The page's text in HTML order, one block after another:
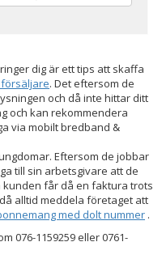
dig är ett tips att skaffa
. Det eftersom de
och då inte hittar ditt
och kan rekommendera
via mobilt bredband &
Eftersom de jobbar
till sin arbetsgivare att de
får då en faktura trots
alltid meddela företaget att
med dolt nummer .
076-1159259 eller 0761-